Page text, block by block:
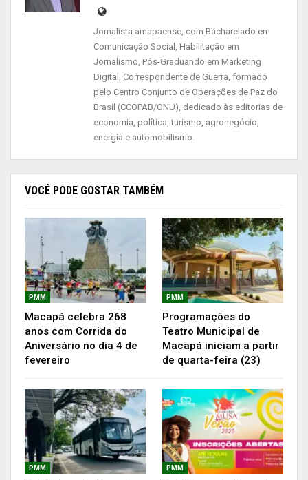
Os palestrantes são especialistas na temática e
são vinculados à Universidade do Estado do
Amazonas. O objetivo da capacitação é reduzir a
carga de hanseníase no Brasil e,
consequentemente, no município de Macapá.
“A hanseníase é uma patologia existente desde a
antiguidade. Um problema de saúde pública que
ser definidas para o controle da doença. A
capacitação dos profissionais de saúde irá
colaborar com essa definição, alinhando as ações
que devem ser executadas em 2022”, destacou a
secretária municipal de Saúde (Semsa), Karlene
Lamberg.
Em Macapá, o evento foi organizado pela Semsa,
por meio do Departamento de Vigilância
Epidemiológica e Coordenação de Hanseníase e
Tuberculose. No primeiro dia de evento
aproximadamente 100 profissionais do município
participaram.
Hanseníase
Jornalista amapaense, com Bacharelado em
Comunicação Social, Habilitação em
Jornalismo, Pós-Graduando em Marketing
Digital, Correspondente de Guerra, formado
pelo Centro Conjunto de Operações de Paz do
Brasil (CCOPAB/ONU), dedicado às editorias de
economia, política, turismo, agronegócio,
energia e automobilismo.
VOCÊ PODE GOSTAR TAMBÉM
PMM
Macapá celebra 268
anos com Corrida do
Aniversário no dia 4 de
fevereiro
PMM
Programações do
Teatro Municipal de
Macapá iniciam a partir
de quarta-feira (23)
PMM PMM